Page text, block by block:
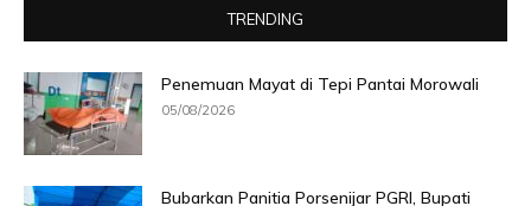
TRENDING
Penemuan Mayat di Tepi Pantai Morowali
05/08/2026
Bubarkan Panitia Porsenijar PGRI, Bupati